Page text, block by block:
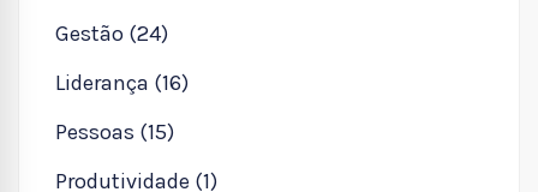
Gestão (24)
Liderança (16)
Pessoas (15)
Produtividade (1)